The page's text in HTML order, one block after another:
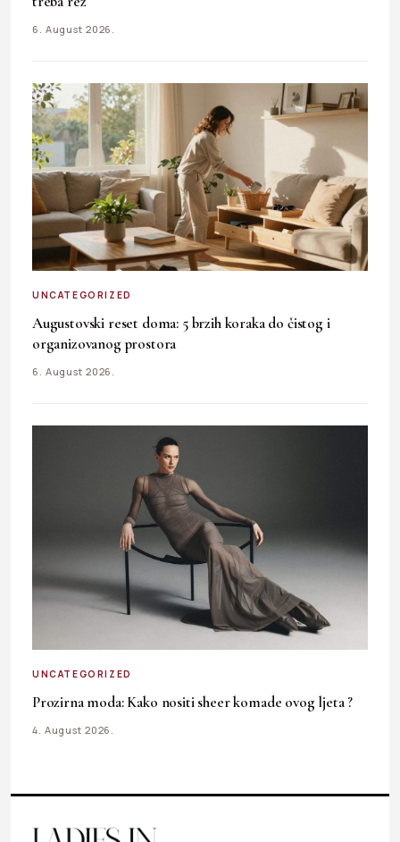
6. August 2026.
UNCATEGORIZED
Augustovski reset doma: 5 brzih koraka do čistog i
organizovanog prostora
6. August 2026.
UNCATEGORIZED
Prozirna moda: Kako nositi sheer komade ovog ljeta ?
4. August 2026.